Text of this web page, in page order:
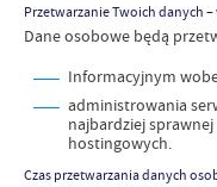
Przetwarzanie Twoich danych
Dane osobowe będą
Informacyjnym
administrowania
najbardziej sprawnej
hostingowych.
Czas przetwarzania danych